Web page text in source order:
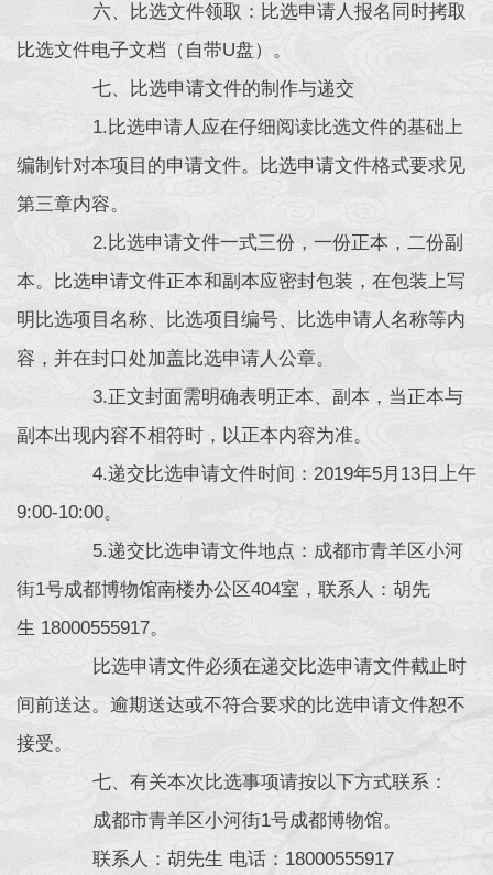
六、比选文件领取：比选申请人报名同时拷取
比选文件电子文档（自带U盘）。
七、比选申请文件的制作与递交
1.比选申请人应在仔细阅读比选文件的基础上
编制针对本项目的申请文件。比选申请文件格式要求见
第三章内容。
2.比选申请文件一式三份，一份正本，二份副
本。比选申请文件正本和副本应密封包装，在包装上写
明比选项目名称、比选项目编号、比选申请人名称等内
容，并在封口处加盖比选申请人公章。
3.正文封面需明确表明正本、副本，当正本与
副本出现内容不相符时，以正本内容为准。
4.递交比选申请文件时间：2019年5月13日上午
9:00-10:00。
5.递交比选申请文件地点：成都市青羊区小河
街1号成都博物馆南楼办公区404室，联系人：胡先
生 18000555917。
比选申请文件必须在递交比选申请文件截止时
间前送达。逾期送达或不符合要求的比选申请文件恕不
接受。
七、有关本次比选事项请按以下方式联系：
成都市青羊区小河街1号成都博物馆。
联系人：胡先生 电话：18000555917